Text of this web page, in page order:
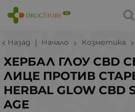
Назад Начало Козметика
ХЕРБАЛ ГЛОУ CBD
ЛИЦЕ ПРОТИВ
HERBAL GLOW CBD
AGE